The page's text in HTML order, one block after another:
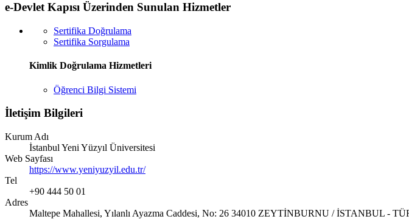
e-Devlet Kapısı Üzerinden Sunulan Hizmetler
Sertifika Doğrulama
Sertifika Sorgulama
Kimlik Doğrulama Hizmetleri
Öğrenci Bilgi Sistemi
İletişim Bilgileri
Kurum Adı
İstanbul Yeni Yüzyıl Üniversitesi
Web Sayfası
https://www.yeniyuzyil.edu.tr/
Tel
+90 444 50 01
Adres
Maltepe Mahallesi, Yılanlı Ayazma Caddesi, No: 26 34010 ZEYTİNBURNU / İSTANBUL -